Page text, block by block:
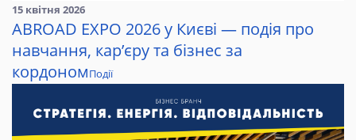
15 квітня 2026
ABROAD EXPO 2026 у Києві — подія про
навчання, кар’єру та бізнес за
кордономПодії